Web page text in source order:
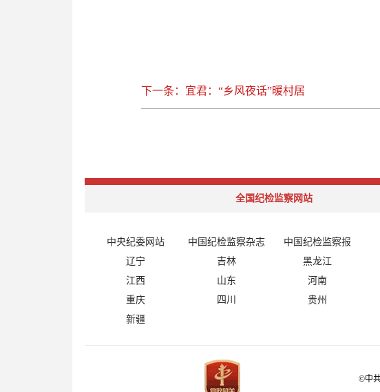
下一条：宜君：“乡风夜话”暖村居
全国纪检监察网站
中央纪委网站 中国纪检监察杂志 中国纪检监察报
辽宁
吉林 黑龙江
江西
山东 河南
重庆
四川 贵州
新疆
©中